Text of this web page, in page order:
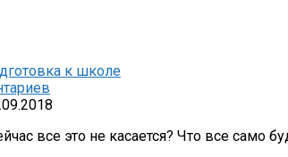
к школе
все это не касается? Что все само